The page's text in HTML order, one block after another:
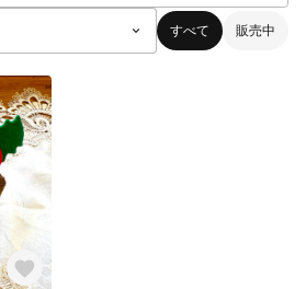
すべて 販売中